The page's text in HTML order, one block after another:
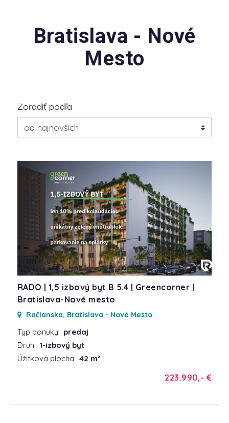
Bratislava - Nové
Mesto
Zoradiť podľa
RADO | 1,5 izbový byt B 5.4 | Greencorner |
Bratislava-Nové mesto
Račianska, Bratislava - Nové Mesto
Typ ponuky
predaj
Druh 1-izbový byt
Úžitková plocha 42 m²
223.990,- €